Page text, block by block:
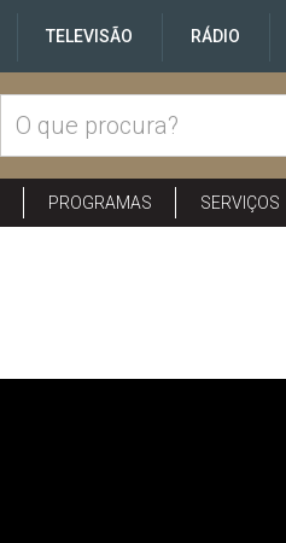
TELEVISÃO RÁDIO
PROGRAMAS SERVIÇOS